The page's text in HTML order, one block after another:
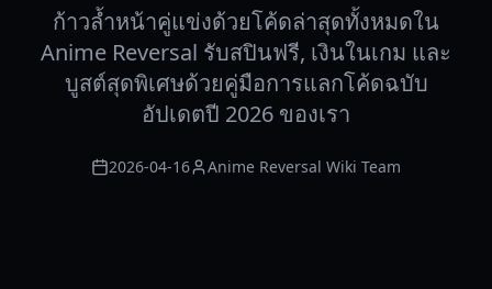
ก้าวล้ำหน้าคู่แข่งด้วยโค้ดล่าสุดทั้งหมดใน
Anime Reversal รับสปินฟรี, เงินในเกม และ
บูสต์สุดพิเศษด้วยคู่มือการแลกโค้ดฉบับ
อัปเดตปี 2026 ของเรา
2026-04-16 Anime Reversal Wiki Team